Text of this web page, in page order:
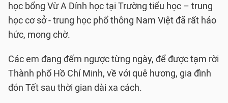
học bổng Vừ A Dính học tại Trường tiểu học – trung
học cơ sở - trung học phổ thông Nam Việt đã rất háo
hức, mong chờ.
Các em đang đếm ngược từng ngày, để được tạm rời
Thành phố Hồ Chí Minh, về với quê hương, gia đình
đón Tết sau thời gian dài xa cách.